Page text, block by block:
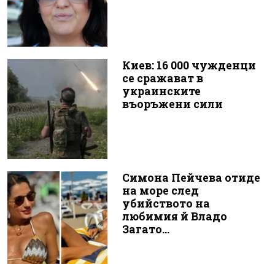
Киев: 16 000 чужденци
се сражават в
украинските
въоръжени сили
Симона Пейчева отиде
на море след
убийството на
любимия й Владо
Загато...